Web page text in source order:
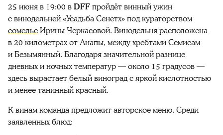
25 июня в 19:00 вDFFпройдёт винный ужин
с винодельней «Усадьба Сенетх» под кураторством
сомельеИрины Черкасовой. Винодельня расположена
в 20 километрах от Анапы, между хребтами Семисам
и Безымянный. Благодаря значительной разнице
дневных и ночных температур — около 15 градусов —
здесь вырастает белый виноград с яркой кислотностью
и менее танинный красный.
К винам команда предложит авторское меню. Среди
заявленных блюд: